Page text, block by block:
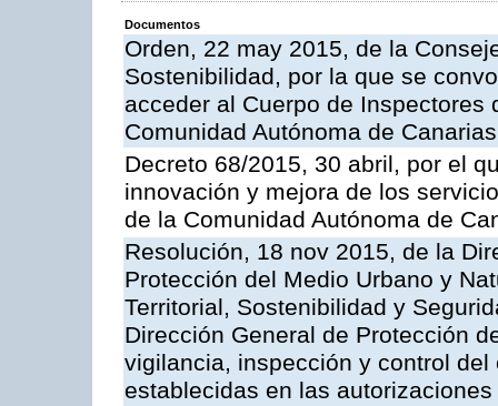
Documentos
Orden, 22 may 2015, de la
Sostenibilidad, por la que se
acceder al Cuerpo de
Comunidad Autónoma de Canarias
Decreto 68/2015, 30 abril, por el
innovación y mejora de los
de la Comunidad Autónoma de
Resolución, 18 nov 2015, de la
Protección del Medio Urbano y
Territorial, Sostenibilidad y
Dirección General de Protección
vigilancia, inspección y control
establecidas en las